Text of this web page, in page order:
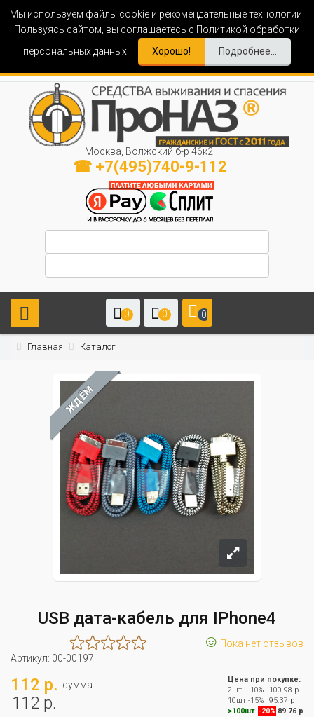
Мы используем файлы cookie и рекомендательные технологии.
Пользуясь сайтом, вы соглашаетесь с Политикой обработки
персональных данных.
Хорошо! Подробнее...
Москва, Волжский б-р 46к2
☎ +7(495)740-9-112
0 0 0
Главная Каталог
ЖДЁМ
USB дата-кабель для IPhone4
☺ Пока нет отзывов
Артикул: 00-00197
112 р. сумма
112 р.
Цена при покупке:
2шт
-10%
100.98 р
10шт -15%
95.37 р
>100шт -20% 89.76 р